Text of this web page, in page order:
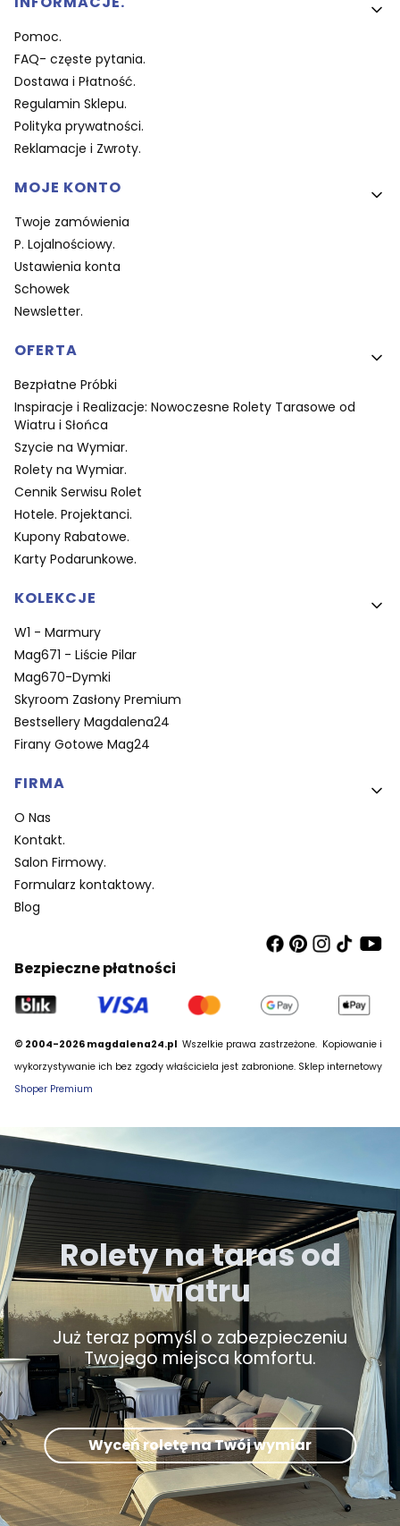
Pomoc.
FAQ- częste pytania.
Dostawa i Płatność.
Regulamin Sklepu.
Polityka prywatności.
Reklamacje i Zwroty.
MOJE KONTO
Twoje zamówienia
P. Lojalnościowy.
Ustawienia konta
Schowek
Newsletter.
OFERTA
Bezpłatne Próbki
Inspiracje i Realizacje: Nowoczesne Rolety Tarasowe od
Wiatru i Słońca
Szycie na Wymiar.
Rolety na Wymiar.
Cennik Serwisu Rolet
Hotele. Projektanci.
Kupony Rabatowe.
Karty Podarunkowe.
KOLEKCJE
W1 - Marmury
Mag671 - Liście Pilar
Mag670-Dymki
Skyroom Zasłony Premium
Bestsellery Magdalena24
Firany Gotowe Mag24
FIRMA
O Nas
Kontakt.
Salon Firmowy.
Formularz kontaktowy.
Blog
Bezpieczne płatności
© 2004-2026 magdalena24.pl Wszelkie prawa zastrzeżone. Kopiowanie i
wykorzystywanie ich bez zgody właściciela jest zabronione. Sklep internetowy
Shoper Premium
Rolety na taras od
wiatru
Już teraz pomyśl o zabezpieczeniu
Twojego miejsca komfortu.
Wyceń roletę na Twój wymiar